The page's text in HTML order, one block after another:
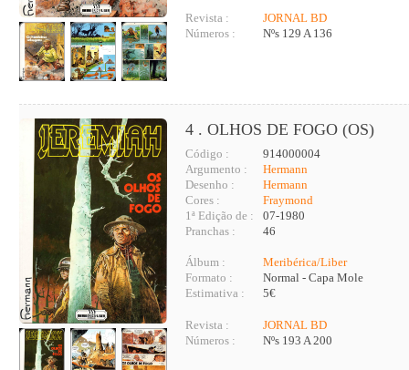
Revista :
JORNAL BD
Números :
Nºs 129 A 136
4 . OLHOS DE FOGO (OS)
Código :
914000004
Argumento :
Hermann
Desenho :
Hermann
Cores :
Fraymond
1ª Edição de :
07-1980
Pranchas :
46
Álbum :
Meribérica/Liber
Formato :
Normal - Capa Mole
Estimativa :
5€
Revista :
JORNAL BD
Números :
Nºs 193 A 200